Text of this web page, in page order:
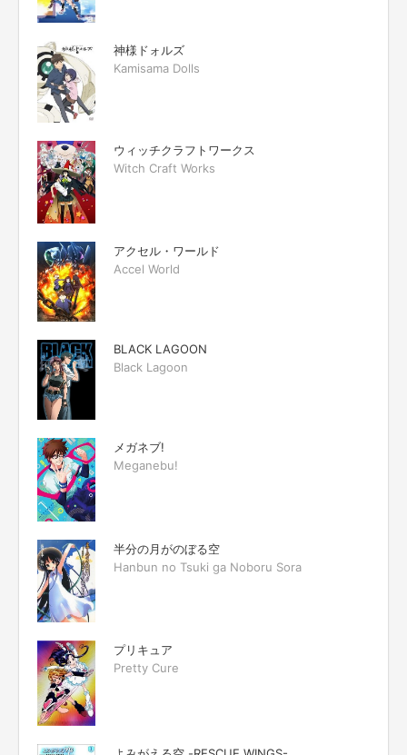
神様ドォルズ
Kamisama Dolls
ウィッチクラフトワークス
Witch Craft Works
アクセル・ワールド
Accel World
BLACK LAGOON
Black Lagoon
メガネブ!
Meganebu!
半分の月がのぼる空
Hanbun no Tsuki ga Noboru Sora
プリキュア
Pretty Cure